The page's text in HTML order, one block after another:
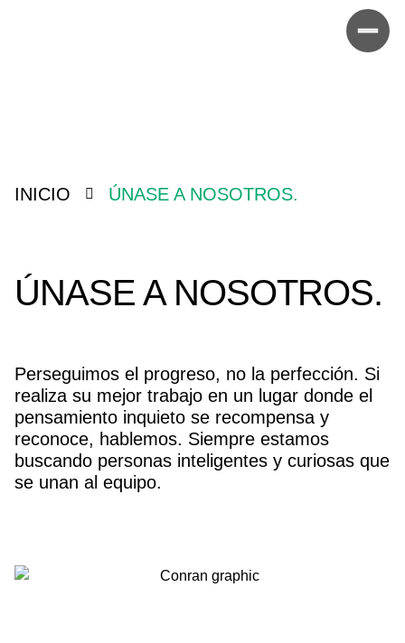
INICIO ÚNASE A NOSOTROS.
ÚNASE A NOSOTROS.
Perseguimos el progreso, no la perfección. Si
realiza su mejor trabajo en un lugar donde el
pensamiento inquieto se recompensa y
reconoce, hablemos. Siempre estamos
buscando personas inteligentes y curiosas que
se unan al equipo.